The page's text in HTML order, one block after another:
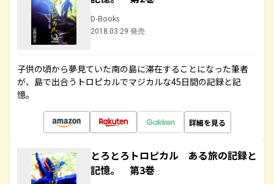
D-Books
2018.03.29 発売
子供の頃から夢見ていた南の島に滞在することになった筆者
が、島で出合うトロピカルでマジカルな45日間の記録と記
憶。
詳細を見る
とろとろトロピカル ある旅の記録と
記憶。 第3巻